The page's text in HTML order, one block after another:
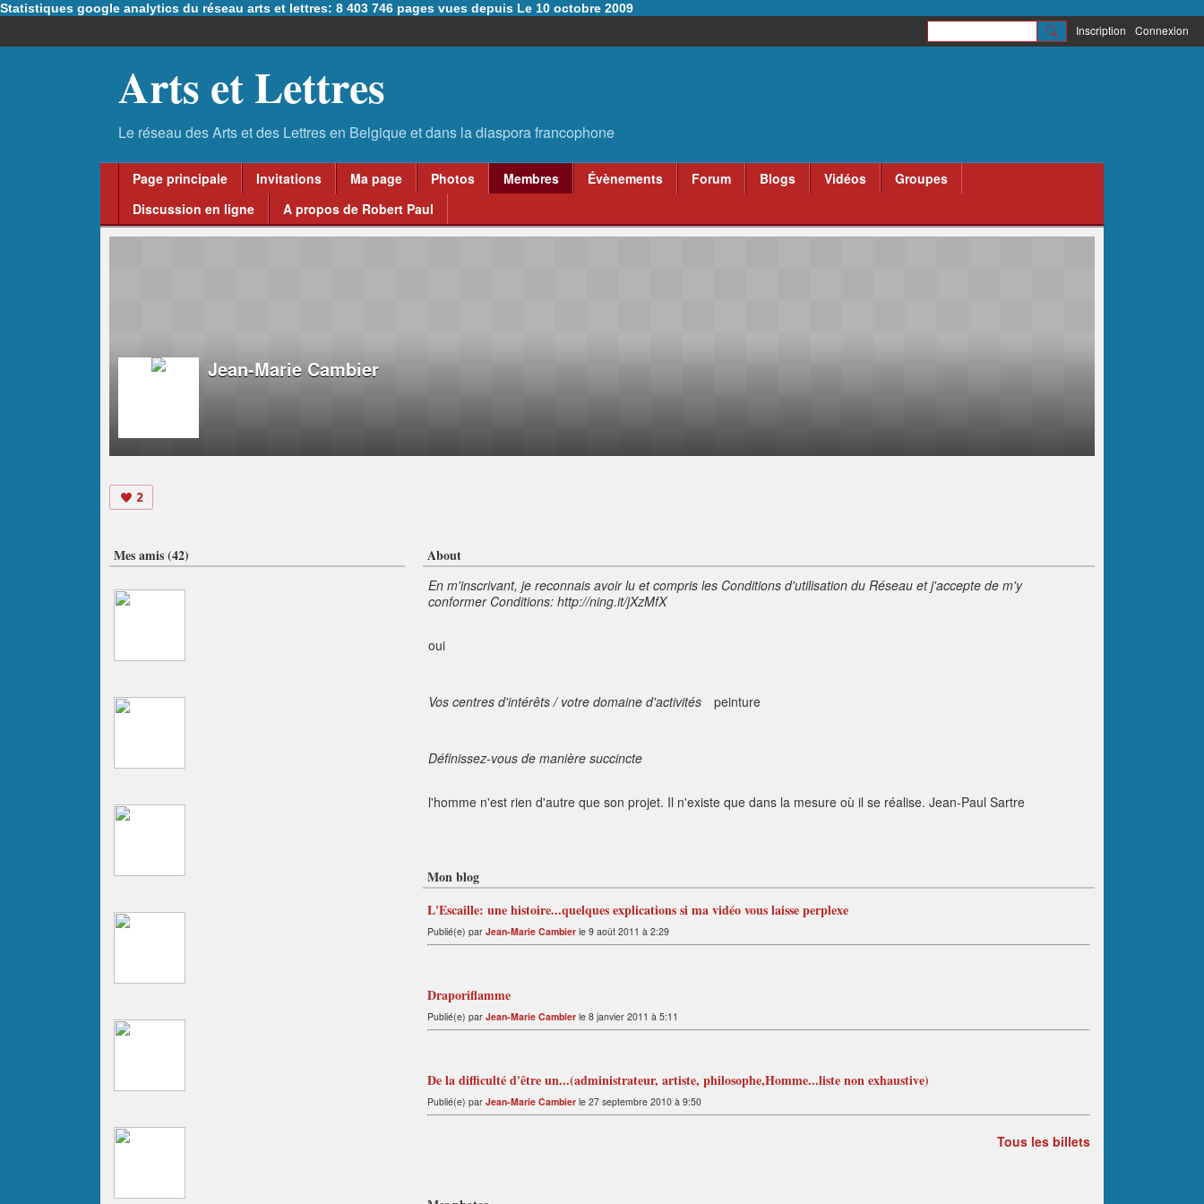
Statistiques google analytics du réseau arts et lettres: 8 403 746 pages vues depuis Le 10 octobre 2009
Inscription Connexion
Arts et Lettres
Page principale Invitations Ma page Photos Membres Évènements Forum Blogs Vidéos
Groupes
Discussion en ligne
A propos de Robert Paul
Jean-Marie Cambier
2
About
En m'inscrivant, je reconnais avoir lu et compris les Conditions d'utilisation du Réseau et j'accepte de m'y
conformer Conditions: http://ning.it/jXzMfX
oui
Vos centres d'intérêts / votre domaine d'activités peinture
Définissez-vous de manière succincte
l'homme n'est rien d'autre que son projet. Il n'existe que dans la mesure où il se réalise. Jean-Paul Sartre
Mon blog
L'Escaille: une histoire...quelques explications si ma vidéo vous laisse perplexe
Publié(e) par Jean-Marie Cambier le 9 août 2011 à 2:29
Draporiflamme
Publié(e) par Jean-Marie Cambier le 8 janvier 2011 à 5:11
De la difficulté d'être un...(administrateur, artiste, philosophe,Homme...liste non exhaustive)
Publié(e) par Jean-Marie Cambier le 27 septembre 2010 à 9:50
Tous les billets
Mes amis (42)